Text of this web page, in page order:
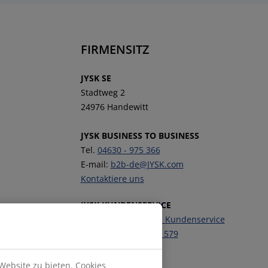
FIRMENSITZ
JYSK SE
Stadtweg 2
24976 Handewitt
JYSK BUSINESS TO BUSINESS
Tel. 04630 - 975 366
E-mail: b2b-de@JYSK.com
Kontaktiere uns
JYSK KUNDENSERVICE
Kontaktiere unseren Kundenservice
04630 - 975 579
Folge JYSK
zu bieten. Cookies